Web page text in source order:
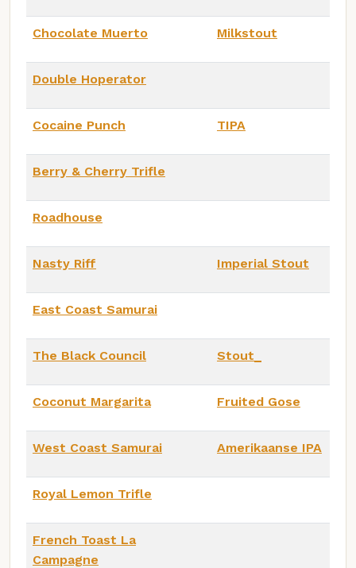
Chocolate Muerto Milkstout
Double Hoperator
Cocaine Punch TIPA
Berry & Cherry Trifle
Roadhouse
Nasty Riff Imperial Stout
East Coast Samurai
The Black Council Stout_
Coconut Margarita Fruited Gose
West Coast Samurai Amerikaanse IPA
Royal Lemon Trifle
French Toast La
Campagne